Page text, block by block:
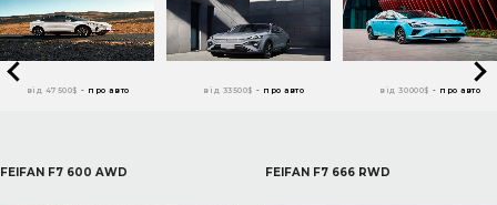
від 47500$ - про авто від 33500$ - про авто від 30000$ - про авто
FEIFAN F7 600 AWD FEIFAN F7 666 RWD